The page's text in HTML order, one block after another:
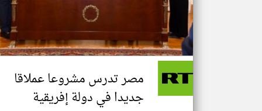
مصر تدرس مشروعا عملاقا
جديدا في دولة إفريقية